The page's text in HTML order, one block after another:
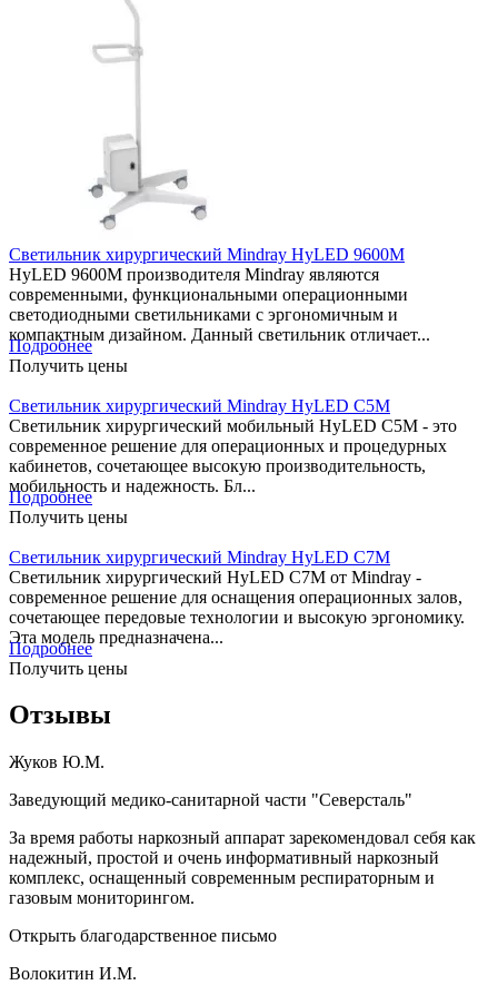
Светильник хирургический Mindray HyLED 9600M
HyLED 9600М производителя Mindray являются
современными, функциональными операционными
светодиодными светильниками с эргономичным и
компактным дизайном. Данный светильник отличает...
Подробнее
Получить цены
Светильник хирургический Mindray HyLED C5M
Светильник хирургический мобильный HyLED C5M - это
современное решение для операционных и процедурных
кабинетов, сочетающее высокую производительность,
мобильность и надежность. Бл...
Подробнее
Получить цены
Светильник хирургический Mindray HyLED C7M
Светильник хирургический HyLED C7M от Mindray -
современное решение для оснащения операционных залов,
сочетающее передовые технологии и высокую эргономику.
Эта модель предназначена...
Подробнее
Получить цены
Отзывы
Жуков Ю.М.
Заведующий медико-санитарной части "Северсталь"
За время работы наркозный аппарат зарекомендовал себя как
надежный, простой и очень информативный наркозный
комплекс, оснащенный современным респираторным и
газовым мониторингом.
Открыть благодарственное письмо
Волокитин И.М.